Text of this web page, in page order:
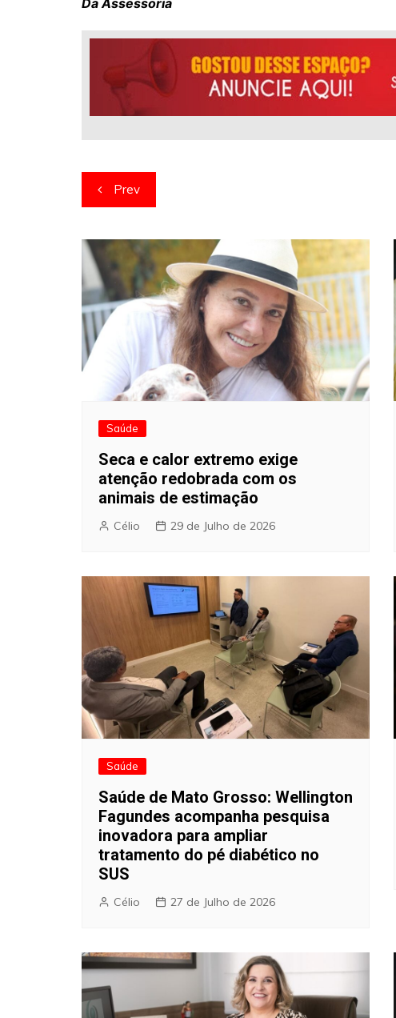
Navegação
de
artigos
Prev
Saúde
Seca e calor extremo exige
atenção redobrada com os
animais de estimação
Célio 29 de Julho de 2026
Saúde
Saúde de Mato Grosso: Wellington
Fagundes acompanha pesquisa
inovadora para ampliar
tratamento do pé diabético no
SUS
Célio 27 de Julho de 2026